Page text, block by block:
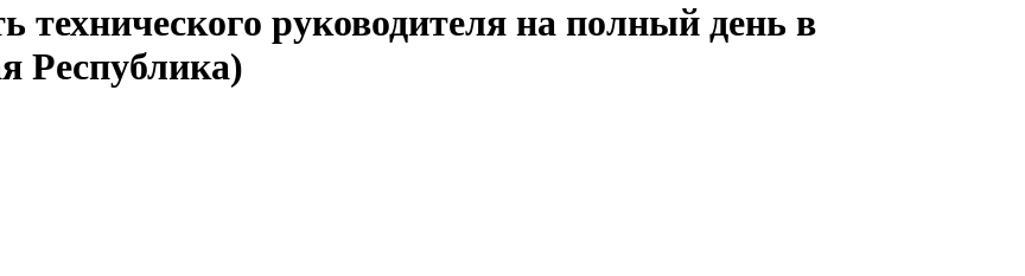
технического руководителя на полный день в
Республика)